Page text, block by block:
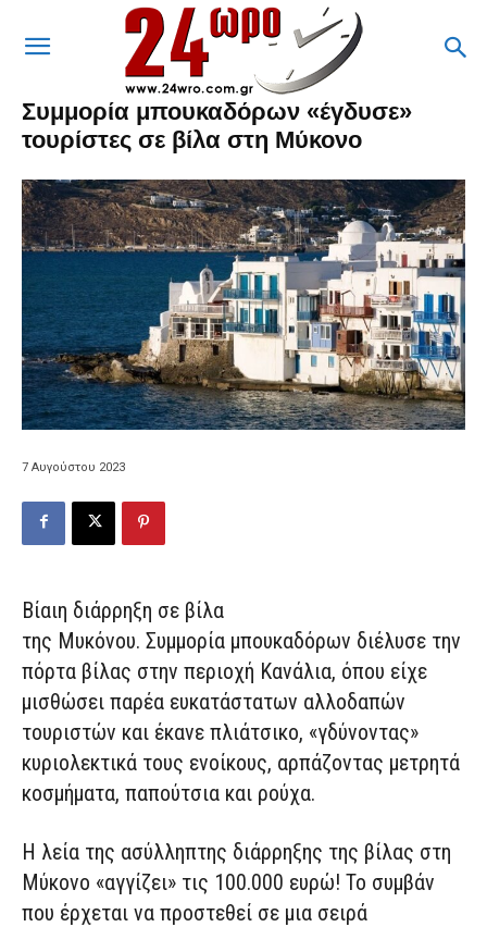
Συμμορία μπουκαδόρων «έγδυσε»
τουρίστες σε βίλα στη Μύκονο
7 Αυγούστου 2023
Βίαιη διάρρηξη σε βίλα
της Μυκόνου. Συμμορία μπουκαδόρων διέλυσε την
πόρτα βίλας στην περιοχή Κανάλια, όπου είχε
μισθώσει παρέα ευκατάστατων αλλοδαπών
τουριστών και έκανε πλιάτσικο, «γδύνοντας»
κυριολεκτικά τους ενοίκους, αρπάζοντας μετρητά
κοσμήματα, παπούτσια και ρούχα.
Η λεία της ασύλληπτης διάρρηξης της βίλας στη
Μύκονο «αγγίζει» τις 100.000 ευρώ! Το συμβάν
που έρχεται να προστεθεί σε μια σειρά